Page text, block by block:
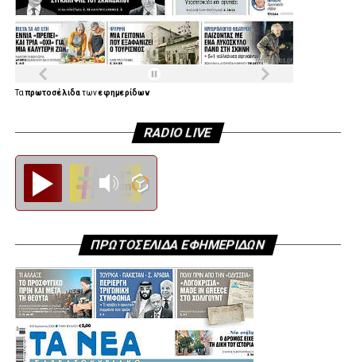
Βιοκλιματική αστική ανάπλαση οδών.
Αλλαγή φωτιστικών σωμάτων και λαμπτήρων σε όλη την
έκταση του Δήμου. Βελτίωση οδικής ασφάλειας στο δίκτυο
του Δήμου.
υπαίθριου θεάτρου “Ι. Καμπανέλλη”, η κατασκευή
γυμναστηρίου “Υγειούς Γήρανσης” και η επαναλειτουργία
του “Πάνθεον” είναι οι αμέσως επόμενοι προετοιμασμένοι
στόχοι.
πρόσωπό του φωτίζεται όταν επισημαίνει ότι η Αγία
Βαρβάρα απέκτησε πανεπιστημιακό παράρτημα του
ΠΑ.ΔΑ και ότι στην Αγία Βαρβάρα για τα παιδιά της πόλης
λειτουργούν ήδη δύο πειραματικά σχολεία, τα μοναδικά
στη Δυτική Αθήνα, προσφέροντάς τους σημαντικά
εκπαιδευτικά εφόδια για το μέλλον.
Ταπρωτοσέλιδατωνεφημερίδων
RADIO LIVE
ΠΡΩΤΟΣΕΛΙΔΑ ΕΦΗΜΕΡΙΔΩΝ